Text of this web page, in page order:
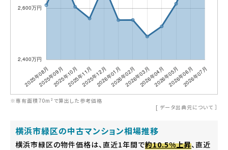
※専有面積70m²で算出した参考価格
[ データ出典元について ］
横浜市緑区の中古マンション相場推移
横浜市緑区の物件価格は、直近1年間で約10.5%上昇、直近